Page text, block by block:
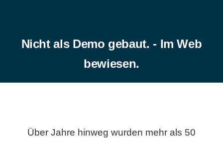
Nicht als Demo gebaut. - Im Web
bewiesen.
Über Jahre hinweg wurden mehr als 50